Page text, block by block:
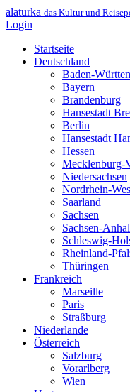
alaturka das Kultur und
Login
Startseite
Deutschland
Baden-
Bayern
Brandenburg
Hansestadt
Berlin
Hansestadt
Hessen
Mecklenburg-
Niedersachsen
Nordrhein-
Saarland
Sachsen
Sachsen-
Schleswig-
Rheinland-
Thüringen
Frankreich
Marseille
Paris
Straßburg
Niederlande
Österreich
Salzburg
Vorarlberg
Wien